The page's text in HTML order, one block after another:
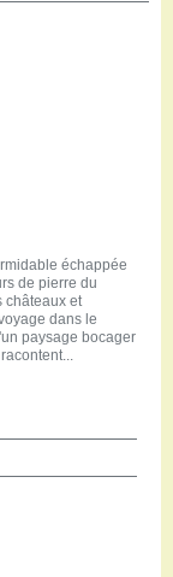
échappée
de pierre du
châteaux et
dans le
paysage bocager